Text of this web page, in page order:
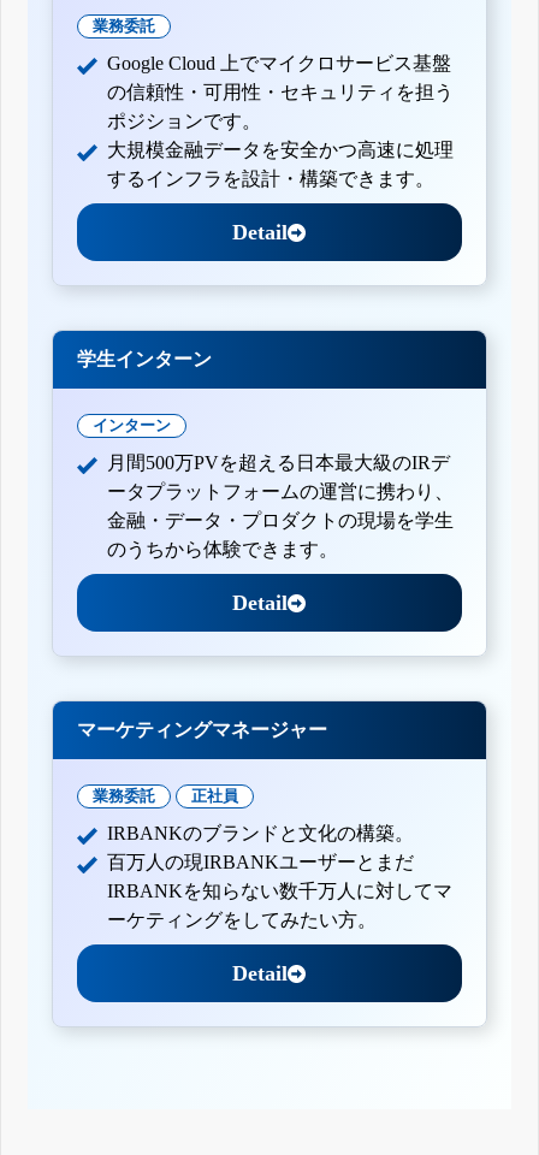
業務委託
Google Cloud 上でマイクロサービス基盤
の信頼性・可用性・セキュリティを担う
ポジションです。
大規模金融データを安全かつ高速に処理
するインフラを設計・構築できます。
Detail
学生インターン
インターン
月間500万PVを超える日本最大級のIRデ
ータプラットフォームの運営に携わり、
金融・データ・プロダクトの現場を学生
のうちから体験できます。
Detail
マーケティングマネージャー
業務委託 正社員
IRBANKのブランドと文化の構築。
百万人の現IRBANKユーザーとまだ
IRBANKを知らない数千万人に対してマ
ーケティングをしてみたい方。
Detail